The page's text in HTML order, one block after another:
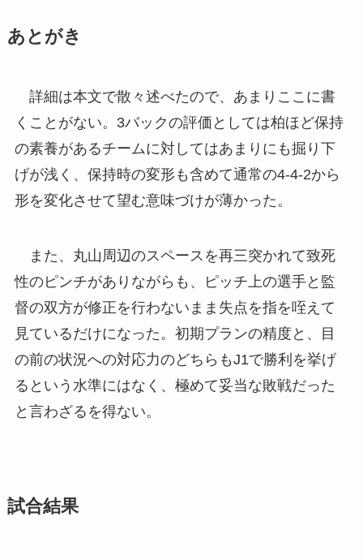
あとがき
詳細は本文で散々述べたので、あまりここに書
くことがない。3バックの評価としては柏ほど保持
の素養があるチームに対してはあまりにも掘り下
げが浅く、保持時の変形も含めて通常の4-4-2から
形を変化させて望む意味づけが薄かった。
また、丸山周辺のスペースを再三突かれて致死
性のピンチがありながらも、ピッチ上の選手と監
督の双方が修正を行わないまま失点を指を咥えて
見ているだけになった。初期プランの精度と、目
の前の状況への対応力のどちらもJ1で勝利を挙げ
るという水準にはなく、極めて妥当な敗戦だった
と言わざるを得ない。
試合結果